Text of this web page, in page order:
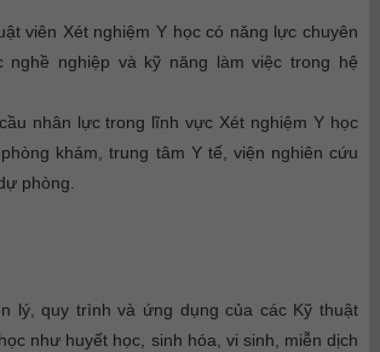
viên Xét nghiệm Y học có năng lực chuyên
nghề nghiệp và kỹ năng làm việc trong hệ
nhân lực trong lĩnh vực Xét nghiệm Y học
khám, trung tâm Y tế, viện nghiên cứu
phòng.
lý, quy trình và ứng dụng của các Kỹ thuật
như huyết học, sinh hóa, vi sinh, miễn dịch